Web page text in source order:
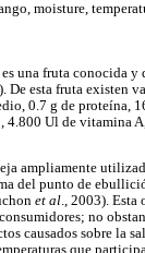
moisture,
una fruta conocida y
esta fruta existen
0.7 g de proteína,
4.800 Ul de vitamina
ampliamente
del punto de
et al., 2003). Esta
no
causados sobre la
que